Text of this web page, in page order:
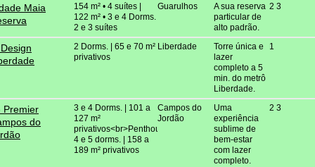
Maia
154 m² • 4 suítes |
122 m² • 3 e 4 Dorms.
2 e 3 suítes
Guarulhos
A sua reserva
particular de
alto padrão.
2 3
2 Dorms. | 65 e 70 m²
privativos
Liberdade
Torre única e
lazer
completo a 5
min. do metrô
Liberdade.
1
Premier
do
3 e 4 Dorms. | 101 a
127 m²
privativos<br>Penthouses
4 e 5 dorms. | 158 a
189 m² privativos
Campos do
Jordão
Uma
experiência
sublime de
bem-estar
com lazer
completo.
2 3